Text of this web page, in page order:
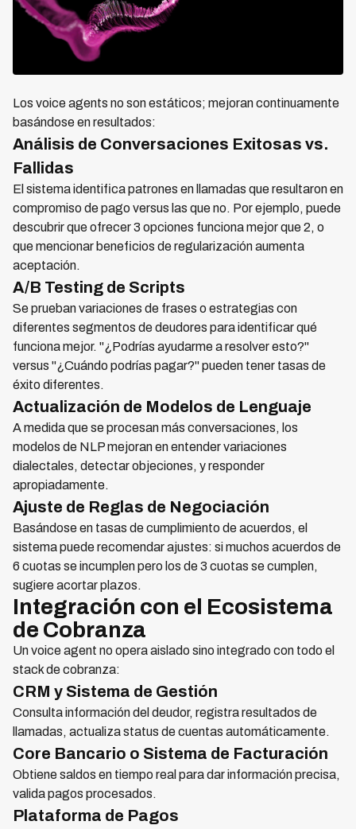
Los voice agents no son estáticos; mejoran continuamente
basándose en resultados:
Análisis de Conversaciones Exitosas vs.
Fallidas
El sistema identifica patrones en llamadas que resultaron en
compromiso de pago versus las que no. Por ejemplo, puede
descubrir que ofrecer 3 opciones funciona mejor que 2, o
que mencionar beneficios de regularización aumenta
aceptación.
A/B Testing de Scripts
Se prueban variaciones de frases o estrategias con
diferentes segmentos de deudores para identificar qué
funciona mejor. "¿Podrías ayudarme a resolver esto?"
versus "¿Cuándo podrías pagar?" pueden tener tasas de
éxito diferentes.
Actualización de Modelos de Lenguaje
A medida que se procesan más conversaciones, los
modelos de NLP mejoran en entender variaciones
dialectales, detectar objeciones, y responder
apropiadamente.
Ajuste de Reglas de Negociación
Basándose en tasas de cumplimiento de acuerdos, el
sistema puede recomendar ajustes: si muchos acuerdos de
6 cuotas se incumplen pero los de 3 cuotas se cumplen,
sugiere acortar plazos.
Integración con el Ecosistema
de Cobranza
Un voice agent no opera aislado sino integrado con todo el
stack de cobranza:
CRM y Sistema de Gestión
Consulta información del deudor, registra resultados de
llamadas, actualiza status de cuentas automáticamente.
Core Bancario o Sistema de Facturación
Obtiene saldos en tiempo real para dar información precisa,
valida pagos procesados.
Plataforma de Pagos